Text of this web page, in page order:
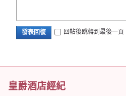
發表回復 回帖後跳轉到最後一頁
皇爵酒店經紀